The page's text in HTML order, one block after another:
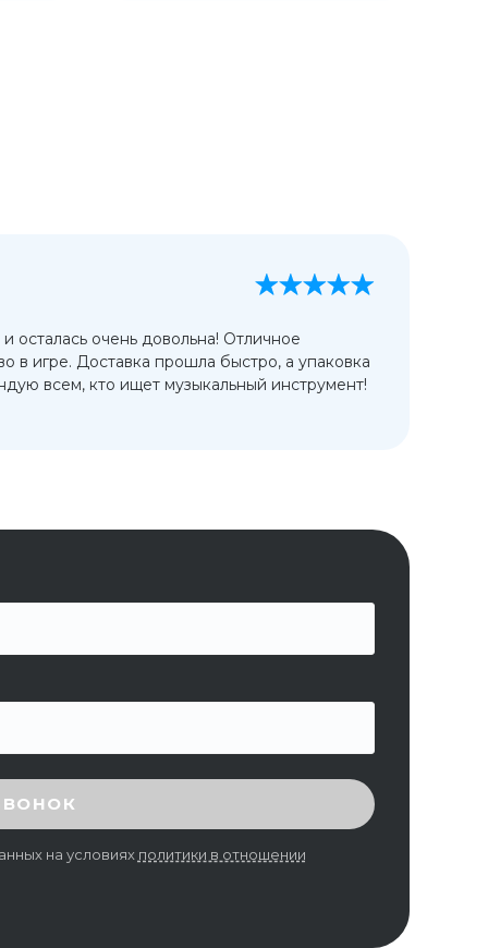
осталась очень довольна! Отличное
в игре. Доставка прошла быстро, а упаковка
всем, кто ищет музыкальный инструмент!
на условиях политики в отношении